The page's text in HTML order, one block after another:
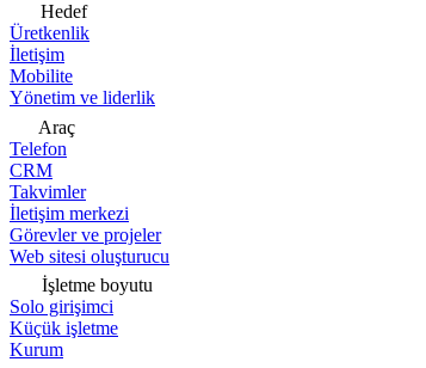
Hedef
Üretkenlik
İletişim
Mobilite
Yönetim ve liderlik
Araç
Telefon
CRM
Takvimler
İletişim merkezi
Görevler ve projeler
Web sitesi oluşturucu
İşletme boyutu
Solo girişimci
Küçük işletme
Kurum